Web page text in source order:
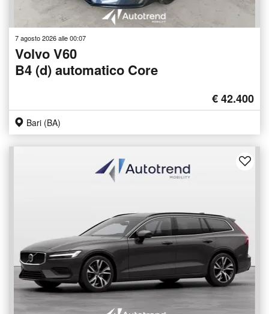
7 agosto 2026 alle 00:07
Volvo V60
B4 (d) automatico Core
€ 42.400
Bari (BA)